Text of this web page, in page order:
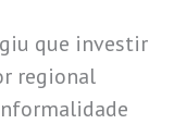
que investir
regional